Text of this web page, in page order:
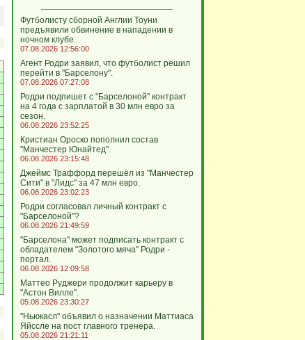
Футболисту сборной Англии Тоуни
предъявили обвинение в нападении в
ночном клубе.
07.08.2026 12:56:00
Агент Родри заявил, что футболист решил
перейти в "Барселону".
07.08.2026 07:27:08
Родри подпишет с "Барселоной" контракт
на 4 года с зарплатой в 30 млн евро за
сезон.
06.08.2026 23:52:25
Кристиан Ороско пополнил состав
"Манчестер Юнайтед".
06.08.2026 23:15:48
Джеймс Траффорд перешёл из "Манчестер
Сити" в "Лидс" за 47 млн евро.
06.08.2026 23:02:23
Родри согласовал личный контракт с
"Барселоной"?
06.08.2026 21:49:59
"Барселона" может подписать контракт с
обладателем "Золотого мяча" Родри -
портал.
06.08.2026 12:09:58
Маттео Руджери продолжит карьеру в
"Астон Вилле".
05.08.2026 23:30:27
"Ньюкасл" объявил о назначении Маттиаса
Яйссле на пост главного тренера.
05.08.2026 21:21:11